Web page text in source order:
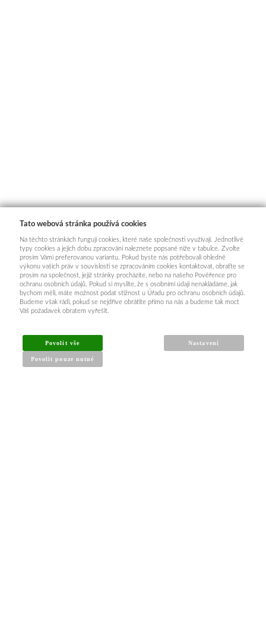
INFORMACE PRO KUPUJÍCÍ
Obchodní podmínky
Tato webová stránka používá cookies
Na těchto stránkách fungují cookies, které naše společnosti využívají. Jednotlivé
typy cookies a jejich dobu zpracování naleznete popsané níže v tabulce. Zvolte
prosím Vámi preferovanou variantu. Pokud byste nás potřebovali ohledně
výkonu vašich práv v souvislosti se zpracováním cookies kontaktovat, obraťte se
prosím na společnost, jejíž stránky procházíte, nebo na našeho Pověřence pro
ochranu osobních údajů. Pokud si myslíte, že s osobními údaji nenakládáme, jak
bychom měli, máte možnost podat stížnost u Úřadu pro ochranu osobních údajů.
Budeme však rádi, pokud se nejdříve obrátíte přímo na nás a budeme tak moct
Váš požadavek obratem vyřešit.
Povolit vše
Povolit pouze nutné
Nastavení